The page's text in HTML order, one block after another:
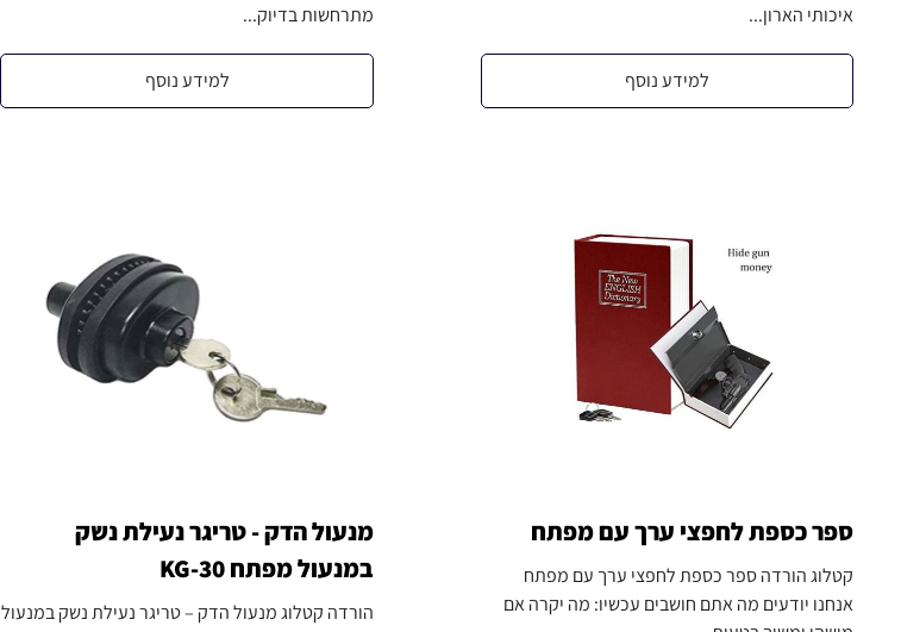
איכותי הארון...
למידע נוסף
מתרחשות בדיוק...
למידע נוסף
ספר כספת לחפצי ערך עם מפתח
קטלוג הורדה ספר כספת לחפצי ערך עם מפתח
אנחנו יודעים מה אתם חושבים עכשיו: מה יקרה אם
מנעול הדק - טריגר נעילת נשק
במנעול מפתח KG-30
הורדה קטלוג מנעול הדק – טריגר נעילת נשק במנעול